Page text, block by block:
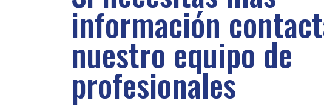
información
nuestro equipo de
profesionales